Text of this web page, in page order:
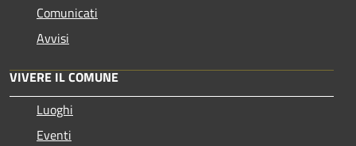
Comunicati
Avvisi
VIVERE IL COMUNE
Luoghi
Eventi